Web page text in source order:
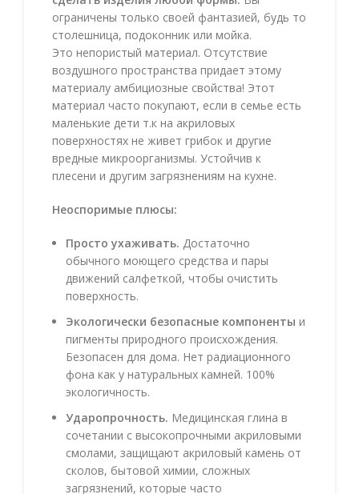
ограничены только своей фантазией, будь то
столешница, подоконник или мойка.
Это непористый материал. Отсутствие
воздушного пространства придает этому
материалу амбициозные свойства! Этот
материал часто покупают, если в семье есть
маленькие дети т.к на акриловых
поверхностях не живет грибок и другие
вредные микроорганизмы. Устойчив к
плесени и другим загрязнениям на кухне.
Неоспоримые плюсы:
Просто ухаживать. Достаточно
обычного моющего средства и пары
движений салфеткой, чтобы очистить
поверхность.
Экологически безопасные компоненты и
пигменты природного происхождения.
Безопасен для дома. Нет радиационного
фона как у натуральных камней. 100%
экологичность.
Ударопрочность. Медицинская глина в
сочетании с высокопрочными акриловыми
смолами, защищают акриловый камень от
сколов, бытовой химии, сложных
загрязнений, которые часто